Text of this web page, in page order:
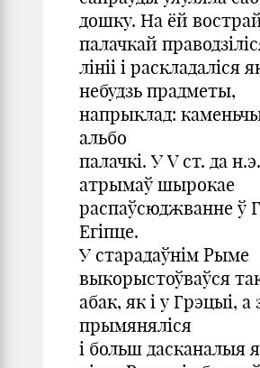
дошку. На ёй
палачкай
лініі і раскладаліся
небудзь прадметы,
напрыклад:
альбо
палачкі. У V ст. да
атрымаў шырокае
распаўсюджванне ў
Егіпце.
У старадаўнім Рыме
выкорыстоўваўся
абак, як і у Грэцыі, а
прымяняліся
і больш дасканалыя